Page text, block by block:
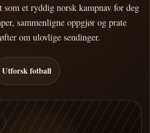
som et ryddig norsk kampnav for deg
sammenligne oppgjør og prate
om ulovlige sendinger.
Utforsk fotball